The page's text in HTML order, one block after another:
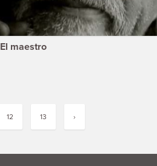
El maestro
12 13 ›